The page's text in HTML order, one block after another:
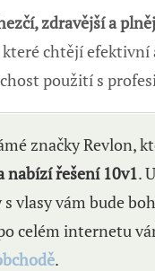
zdravější a
chtějí efektivní
použití s
značky Revlon,
nabízí řešení 10v1.
vlasy vám bude
celém internetu
.